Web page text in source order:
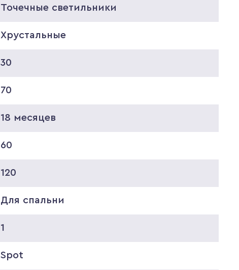
Точечные светильники
Хрустальные
30
70
18 месяцев
60
120
Для спальни
1
Spot